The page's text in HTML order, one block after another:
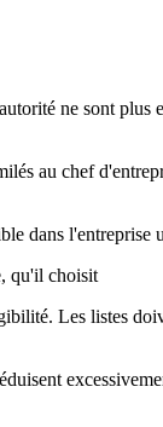
ne sont plus
au chef
dans l'entreprise
qu'il choisit
Les listes